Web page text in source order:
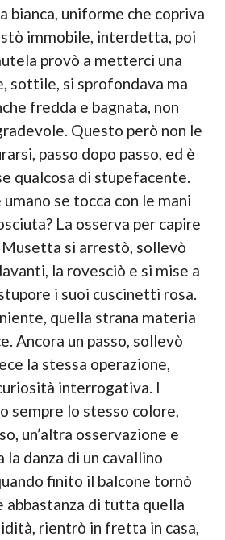
bianca, uniforme che copriva
immobile, interdetta, poi
provò a metterci una
sottile, si sprofondava ma
fredda e bagnata, non
Questo però non le
passo dopo passo, ed è
qualcosa di stupefacente.
se tocca con le mani
La osserva per capire
si arrestò, sollevò
la rovesciò e si mise a
i suoi cuscinetti rosa.
quella strana materia
Ancora un passo, sollevò
la stessa operazione,
interrogativa. I
sempre lo stesso colore,
un’altra osservazione e
la danza di un cavallino
finito il balcone tornò
abbastanza di tutta quella
rientrò in fretta in casa,